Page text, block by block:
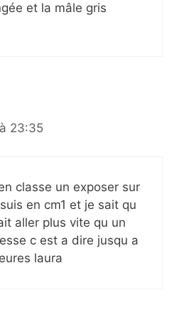
et la mâle gris
23:35
classe un exposer sur
en cm1 et je sait qu
aller plus vite qu un
c est a dire jusqu a
laura